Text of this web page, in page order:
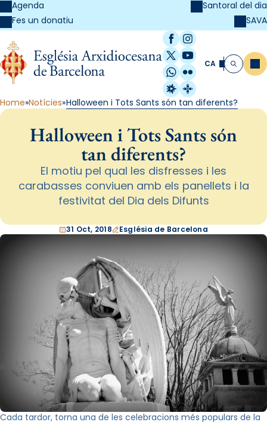
Agenda
Fes un donatiu
Santoral del dia
SAVA
Facebook
Instagram
X / Twitter
YouTube
WhatsApp
Flickr
Radio Estel
Catalunya
CA Cerca
Home Notícies Halloween i Tots Sants són tan diferents?
Halloween i Tots Sants són
tan diferents?
El motiu pel qual les disfresses i les
carabasses conviuen amb els panellets i la
festivitat del Dia dels Difunts
31 Oct, 2018 Església de Barcelona
Cada tardor, torna una de les celebracions més populars de la